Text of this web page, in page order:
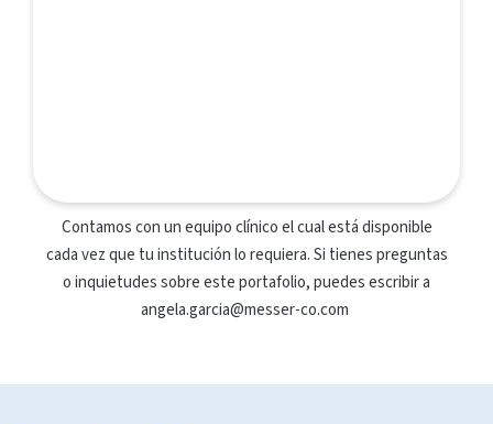
Contamos con un equipo clínico el cual está disponible
cada vez que tu institución lo requiera. Si tienes preguntas
o inquietudes sobre este portafolio, puedes escribir a
angela.garcia@messer-co.com